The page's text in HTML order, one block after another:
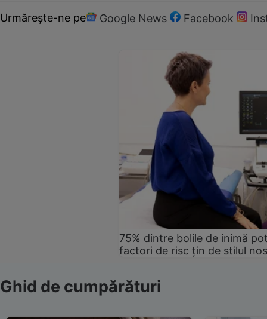
Urmărește-ne pe Google News Facebook
75% dintre bolile de inimă
factori de risc țin de stilul
Ghid de cumpărături